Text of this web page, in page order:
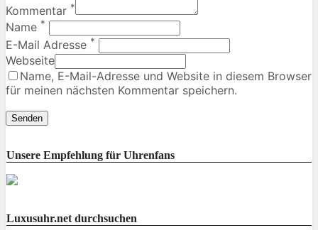
Kommentar *
Name *
E-Mail Adresse *
Webseite
Name, E-Mail-Adresse und Website in diesem Browser
für meinen nächsten Kommentar speichern.
Unsere Empfehlung für Uhrenfans
Luxusuhr.net durchsuchen